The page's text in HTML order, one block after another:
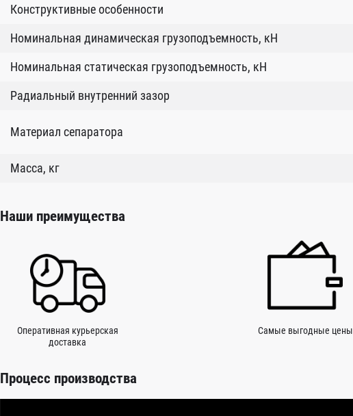
Конструктивные особенности
Номинальная динамическая грузоподъемность, кН
Номинальная статическая грузоподъемность, кН
Радиальный внутренний зазор
Материал сепаратора
Масса, кг
Наши преимущества
Оперативная курьерская
доставка
Самые выгодные цены
Процесс производства